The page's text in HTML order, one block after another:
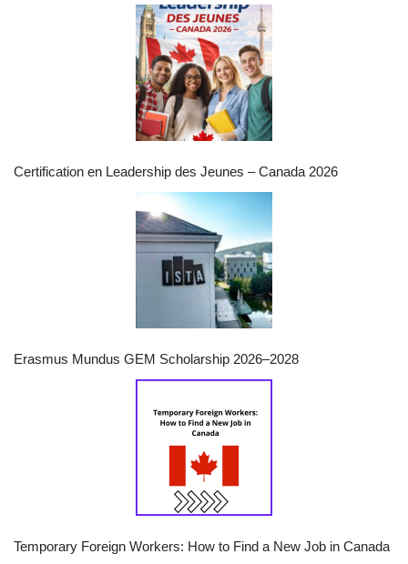
Certification en Leadership des Jeunes – Canada 2026
Erasmus Mundus GEM Scholarship 2026–2028
Temporary Foreign Workers: How to Find a New Job in Canada